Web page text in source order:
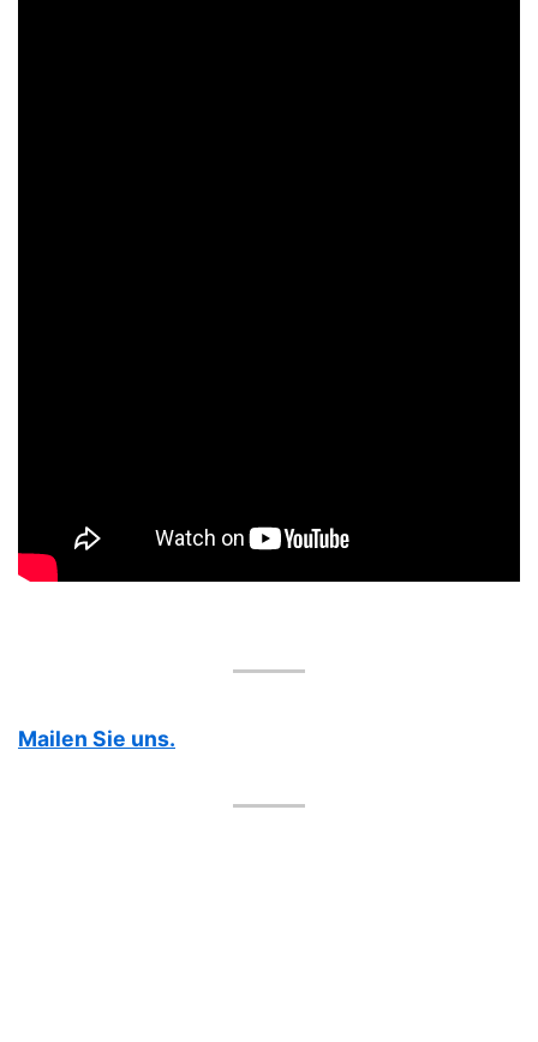
Mailen Sie uns.